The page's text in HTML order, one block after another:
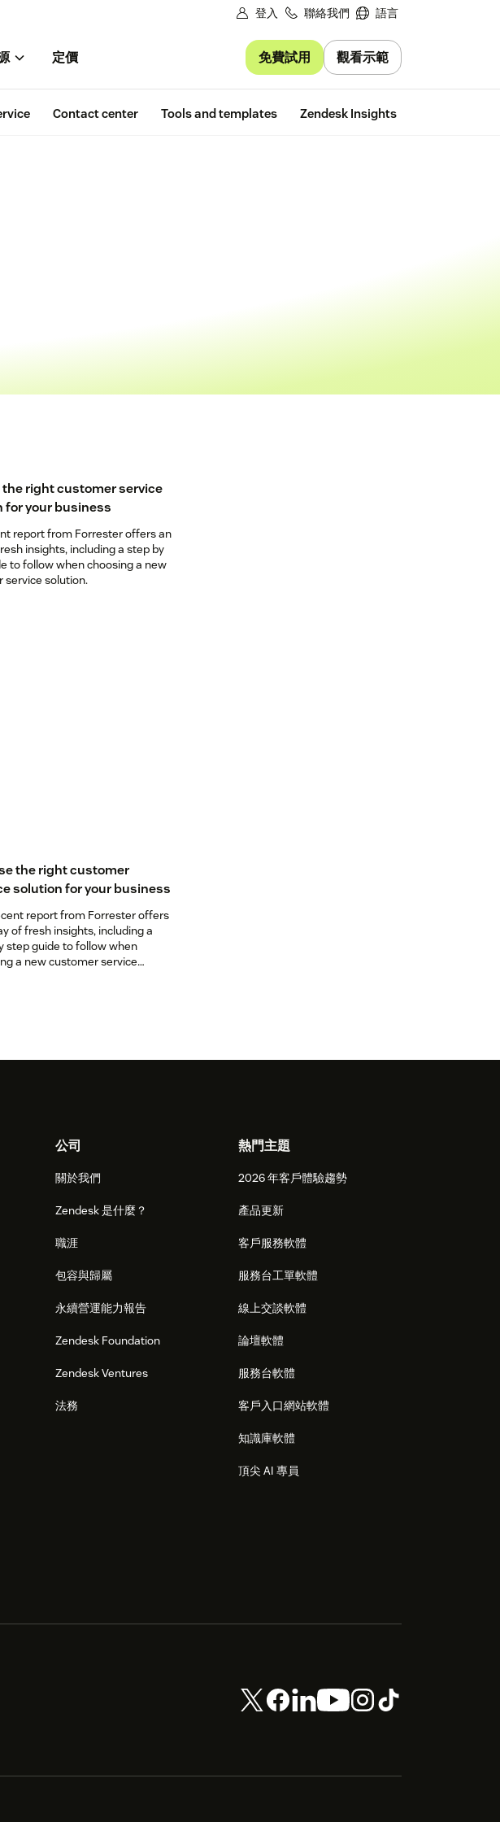
登入 聯絡我們 語言
定價 免費試用 觀看示範
Contact center Tools and templates Zendesk Insights
the right customer service
for your business
report from Forrester offers an
insights, including a step by
to follow when choosing a new
service solution.
the right customer
solution for your business
report from Forrester offers
of fresh insights, including a
step guide to follow when
a new customer service
公司
關於我們
Zendesk 是什麼？
職涯
包容與歸屬
永續營運能力報告
Zendesk Foundation
Zendesk Ventures
法務
熱門主題
2026 年客戶體驗趨勢
產品更新
客戶服務軟體
服務台工單軟體
線上交談軟體
論壇軟體
服務台軟體
客戶入口網站軟體
知識庫軟體
頂尖 AI 專員